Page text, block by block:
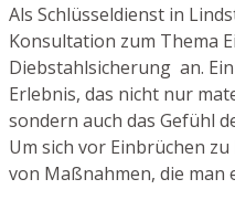
Als Schlüsseldienst in
Konsultation zum Thema
Diebstahlsicherung an.
Erlebnis, das nicht nur
sondern auch das Gefühl
Um sich vor Einbrüchen
von Maßnahmen, die man